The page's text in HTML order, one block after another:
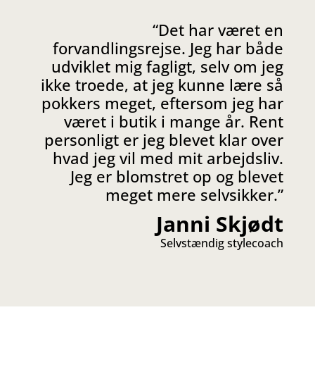
“Det har været en
forvandlingsrejse. Jeg har både
udviklet mig fagligt, selv om jeg
ikke troede, at jeg kunne lære så
pokkers meget, eftersom jeg har
været i butik i mange år. Rent
personligt er jeg blevet klar over
hvad jeg vil med mit arbejdsliv.
Jeg er blomstret op og blevet
meget mere selvsikker.”
Janni Skjødt
Selvstændig stylecoach